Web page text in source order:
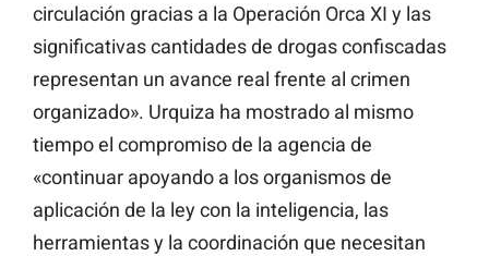
circulación gracias a la Operación Orca XI y las
significativas cantidades de drogas confiscadas
representan un avance real frente al crimen
organizado». Urquiza ha mostrado al mismo
tiempo el compromiso de la agencia de
«continuar apoyando a los organismos de
aplicación de la ley con la inteligencia, las
herramientas y la coordinación que necesitan